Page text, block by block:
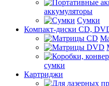
аккумуляторы
Сумки
Компакт-диски CD,
сумки
Картриджи